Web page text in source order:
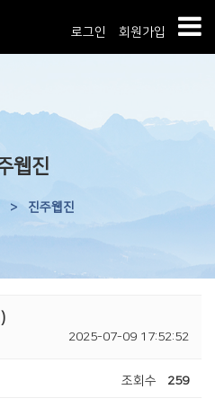
로그인 회원가입
웹진
> 진주웹진
2025-07-09 17:52:52
조회수 259